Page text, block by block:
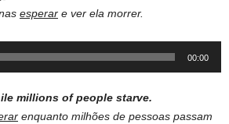
esperar e ver ela morrer.
00:00
millions ofpeople starve.
enquanto milhões de pessoas passam